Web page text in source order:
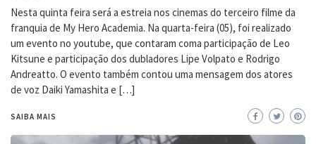
Nesta quinta feira será a estreia nos cinemas do terceiro filme da
franquia de My Hero Academia. Na quarta-feira (05), foi realizado
um evento no youtube, que contaram coma participação de Leo
Kitsune e participação dos dubladores Lipe Volpato e Rodrigo
Andreatto. O evento também contou uma mensagem dos atores
de voz Daiki Yamashita e […]
SAIBA MAIS